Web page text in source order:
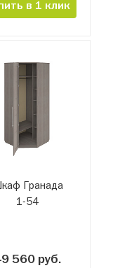
в 1 клик
Гранада
1-54
560 руб.